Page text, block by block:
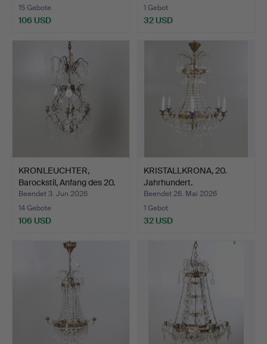
15 Gebote
106 USD
1 Gebot
32 USD
KRONLEUCHTER,
Barockstil, Anfang des 20.
J…
Beendet 3. Jun 2026
14 Gebote
106 USD
KRISTALLKRONA, 20.
Jahrhundert.
Beendet 26. Mai 2026
1 Gebot
32 USD